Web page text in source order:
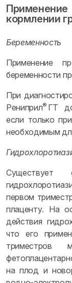
кормлении
Беременность
Применение
беременности
При
Рениприл® ГТ
если только
необходимым
Существует
первом
плаценту. На
действия
что его
триместров
на плод и